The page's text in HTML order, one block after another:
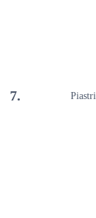
7. Piastri